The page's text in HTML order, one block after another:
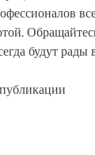
будут рады